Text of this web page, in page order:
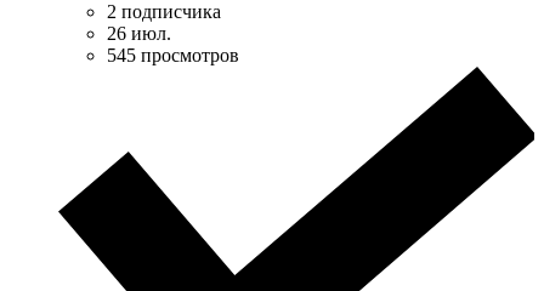
2 подписчика
26 июл.
545 просмотров